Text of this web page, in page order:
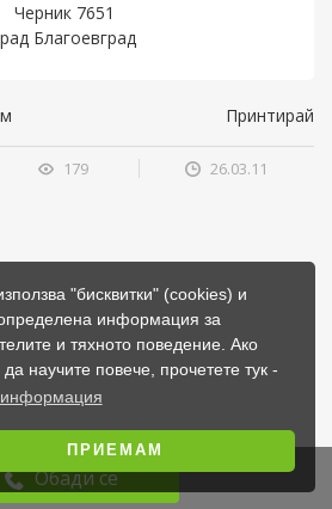
"бисквитки" (cookies) и
информация за
и тяхното поведение. Ако
научите повече, прочетете тук -
ПРИЕМАМ
Черник 7651
Благоевград
Обади се
Принтирай
179 26.03.11